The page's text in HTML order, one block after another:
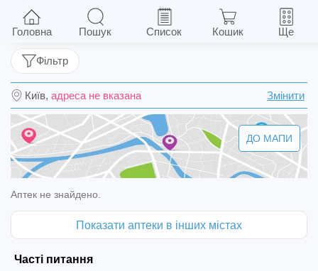
Дип Риліф гель туба 50 г
Київ, адреса не вказана Змінити
Фільтр
ДО МАПИ
Аптек не знайдено.
Показати аптеки в інших містах
Часті питання
Головна Пошук Список Кошик Ще